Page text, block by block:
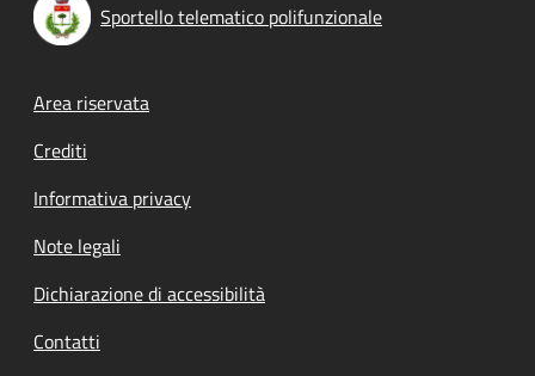
Sportello telematico polifunzionale
Footer menu
Area riservata
Crediti
Informativa privacy
Note legali
Dichiarazione di accessibilità
Contatti